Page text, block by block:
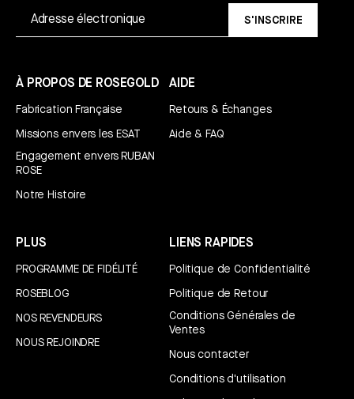
S'INSCRIRE
À PROPOS DE ROSEGOLD
Fabrication Française
Missions envers les ESAT
Engagement envers RUBAN
ROSE
Notre Histoire
AIDE
Retours & Échanges
Aide & FAQ
PLUS
PROGRAMME DE FIDÉLITÉ
ROSEBLOG
NOS REVENDEURS
NOUS REJOINDRE
LIENS RAPIDES
Politique de Confidentialité
Politique de Retour
Conditions Générales de
Ventes
Nous contacter
Conditions d'utilisation